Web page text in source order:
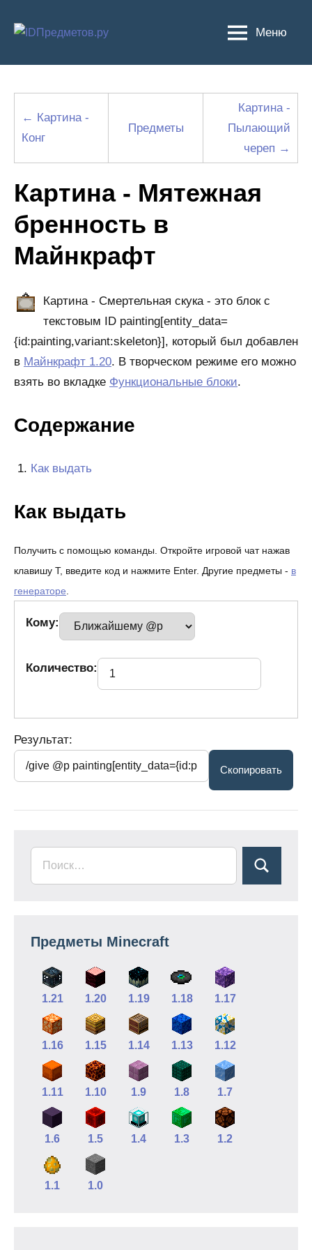
Меню
← Картина -
Конг
Предметы
Картина -
Пылающий
череп →
Картина - Мятежная
бренность в
Майнкрафт
Картина - Смертельная скука - это блок с
текстовым ID painting[entity_data=
{id:painting,variant:skeleton}], который был добавлен
в Майнкрафт 1.20. В творческом режиме его можно
взять во вкладке Функциональные блоки.
Содержание
Как выдать
Как выдать
Получить с помощью команды. Откройте игровой чат нажав
клавишу T, введите код и нажмите Enter. Другие предметы - в
генераторе.
Кому:
Количество:
Результат:
Предметы Minecraft
1.21 1.20 1.19 1.18 1.17
1.16 1.15 1.14 1.13 1.12
1.11 1.10 1.9 1.8 1.7
1.6 1.5 1.4 1.3 1.2
1.1 1.0